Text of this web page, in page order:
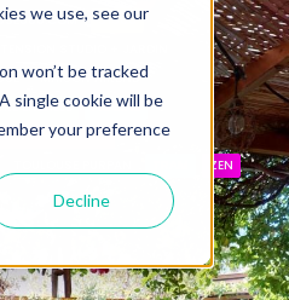
we use, see our
won’t be tracked
single cookie will be
your preference
Decline
31300
MAISON AIRBNB
EN VILLE
PISCINE
AIRBNB
ZEN